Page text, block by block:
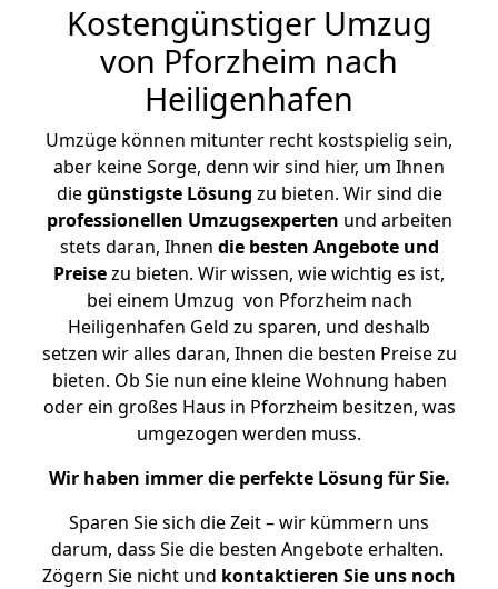
Kostengünstiger Umzug
von Pforzheim nach
Heiligenhafen
Umzüge können mitunter recht kostspielig sein,
aber keine Sorge, denn wir sind hier, um Ihnen
diegünstigste Lösung zu bieten. Wir sind die
professionellen Umzugsexperten und arbeiten
stets daran, Ihnen die besten Angebote und
Preisezu bieten. Wir wissen, wie wichtig es ist,
bei einem Umzug von Pforzheim nach
Heiligenhafen Geld zu sparen, und deshalb
setzen wir alles daran, Ihnen die besten Preise zu
bieten. Ob Sie nun eine kleine Wohnung haben
oder ein großes Haus in Pforzheim besitzen, was
umgezogen werden muss.
Wir haben immer die perfekte Lösung für Sie.
Sparen Sie sich die Zeit – wir kümmern uns
darum, dass Sie die besten Angebote erhalten.
Zögern Sie nicht und kontaktieren Sie uns noch